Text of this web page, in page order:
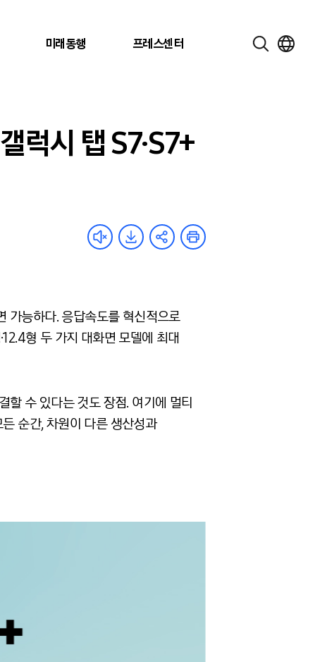
미래동행 프레스센터
럭시 탭 S7·S7+
가능하다. 응답속도를 혁신적으로
형 두 가지 대화면 모델에 최대
할 수 있다는 것도 장점. 여기에 멀티
순간, 차원이 다른 생산성과